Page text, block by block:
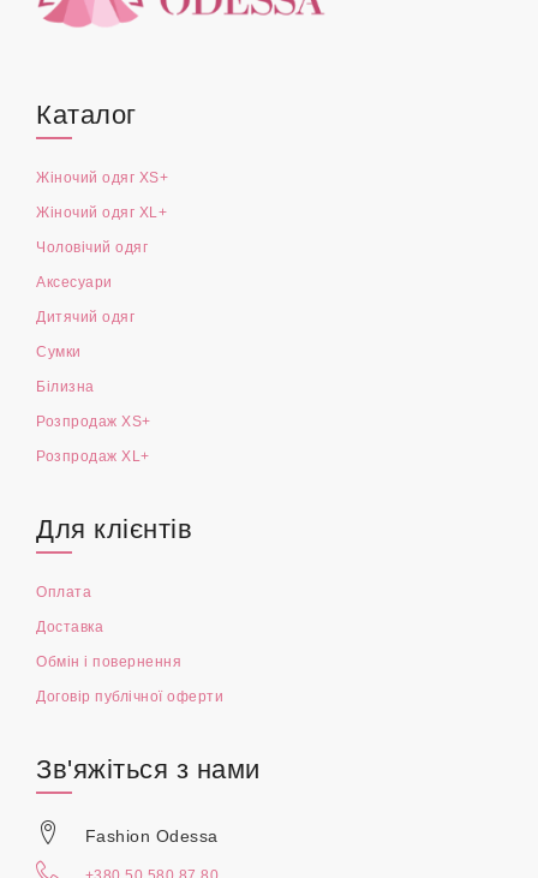
Каталог
Жіночий одяг XS+
Жіночий одяг XL+
Чоловічий одяг
Аксесуари
Дитячий одяг
Сумки
Білизна
Розпродаж XS+
Розпродаж XL+
Для клієнтів
Оплата
Доставка
Обмін і повернення
Договір публічної оферти
Зв'яжіться з нами
Fashion Odessa